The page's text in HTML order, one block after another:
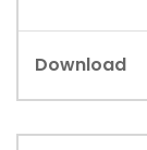
Download